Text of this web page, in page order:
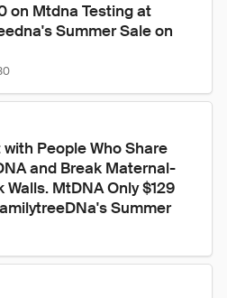
on Mtdna Testing at
Summer Sale on
People Who Share
and Break Maternal-
Walls. MtDNA Only $129
Summer